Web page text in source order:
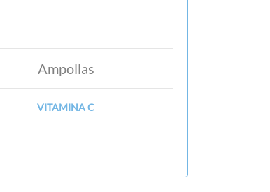
Ampollas
VITAMINA C